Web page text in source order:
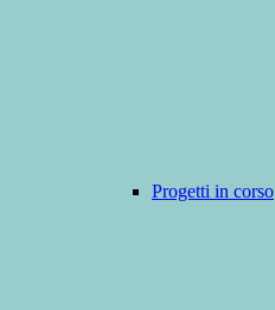
Progetti in corso